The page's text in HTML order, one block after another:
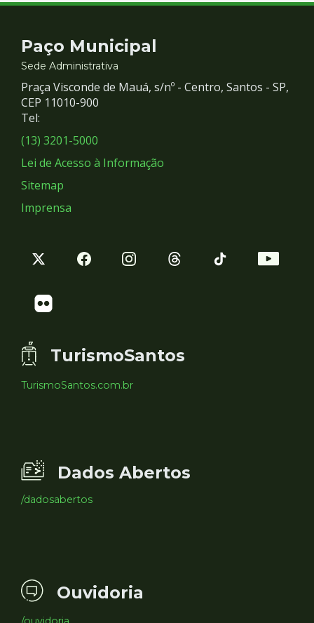
Contato
e
Redes
Sociais
Paço Municipal
Sede Administrativa
Praça Visconde de Mauá, s/nº - Centro, Santos - SP,
CEP 11010-900
Tel:
(13) 3201-5000
Lei de Acesso à Informação
Sitemap
Imprensa
TurismoSantos
TurismoSantos.com.br
Dados Abertos
/dadosabertos
Ouvidoria